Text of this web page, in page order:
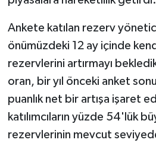
Ankete katılan rezerv
önümüzdeki 12 ay içinde
rezervlerini artırmayı
oran, bir yıl önceki anket
puanlık net bir artışa işaret
katılımcıların yüzde 54'lük
rezervlerinin mevcut
SÜRMANŞET
Susurluk
TARİHTE BUGÜN
TEKNOLOJİ